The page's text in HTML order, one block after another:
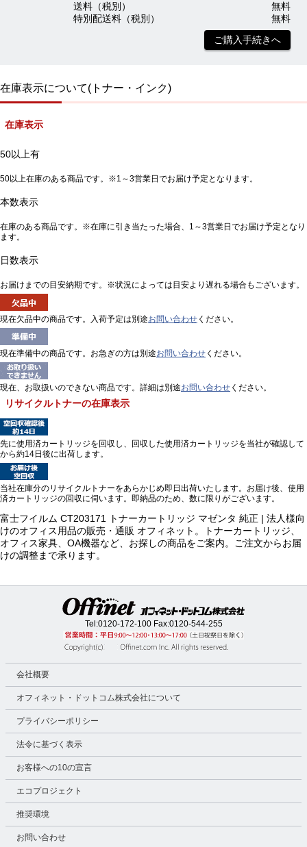
送料（税別）
無料
特別配送料（税別）
無料
ご購入手続きへ
在庫表示について(トナー・インク)
在庫表示
50以上有
50以上在庫のある商品です。※1～3営業日でお届け予定となります。
本数表示
在庫のある商品です。※在庫に引き当たった場合、1～3営業日でお届け予定となり
ます。
日数表示
お届けまでの目安納期です。※状況によっては目安より遅れる場合もございます。
現在欠品中の商品です。入荷予定は別途お問い合わせ ください。
現在準備中の商品です。お急ぎの方は別途お問い合わせ ください。
現在、お取扱いのできない商品です。詳細は別途お問い合わせ ください。
リサイクルトナーの在庫表示
先に使用済カートリッジを回収し、回収した使用済カートリッジを当社が確認して
から約14日後に出荷します。
当社在庫分のリサイクルトナーをあらかじめ即日出荷いたします。お届け後、使用
済カートリッジの回収に伺います。即納品のため、数に限りがございます。
富士フイルム CT203171 トナーカートリッジ マゼンタ 純正 | 法人様向
けのオフィス用品の販売・通販 オフィネット。トナーカートリッジ、
オフィス家具、OA機器など、お探しの商品をご案内。ご注文からお届
けの調整まで承ります。
Tel:0120-172-100Fax:0120-544-255
会社概要
オフィネット・ドットコム株式会社について
プライバシーポリシー
法令に基づく表示
お客様への10の宣言
エコプロジェクト
推奨環境
お問い合わせ